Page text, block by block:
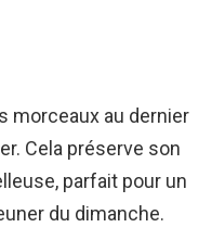
morceaux au dernier
Cela préserve son
parfait pour un
du dimanche.